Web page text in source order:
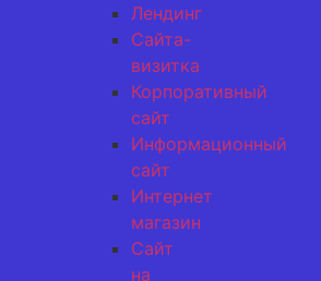
Лендинг
Сайта-
визитка
Корпоративный
сайт
Информационный
сайт
Интернет
магазин
Сайт
на